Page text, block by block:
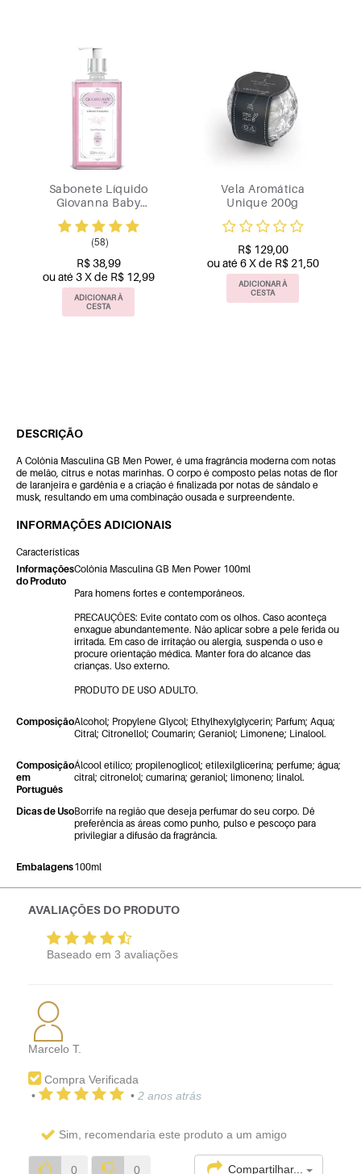
Aromática
Unique 200g
6 X de R$ 21,50
ADICIONAR À
Loção Hidratante
Desodorante Yve
Baby 235ml
R$ 46,90
ou até 2 X de R$ 23,45
DESCRIÇÃO
A Colônia Masculina GB Men Power, é uma fragrância moderna com notas
de melão, citrus e notas marinhas. O corpo é composto pelas notas de flor
de laranjeira e gardênia e a criação é finalizada por notas de sândalo e
musk, resultando em uma combinação ousada e surpreendente.
INFORMAÇÕES ADICIONAIS
Características
Informações
do Produto
Colônia Masculina GB Men Power 100ml
Para homens fortes e contemporâneos.
PRECAUÇÕES: Evite contato com os olhos. Caso aconteça
enxague abundantemente. Não aplicar sobre a pele ferida ou
irritada. Em caso de irritação ou alergia, suspenda o uso e
procure orientação médica. Manter fora do alcance das
crianças. Uso externo.
PRODUTO DE USO ADULTO.
ComposiçãoAlcohol; Propylene Glycol; Ethylhexylglycerin; Parfum; Aqua;
Citral; Citronellol; Coumarin; Geraniol; Limonene; Linalool.
Composição
em
Português
Álcool etílico; propilenoglicol; etilexilglicerina; perfume; água;
citral; citronelol; cumarina; geraniol; limoneno; linalol.
Dicas de UsoBorrife na região que deseja perfumar do seu corpo. Dê
preferência as áreas como punho, pulso e pescoço para
privilegiar a difusão da fragrância.
Embalagens100ml
AVALIAÇÕES DO PRODUTO
Baseado em 3 avaliações
Marcelo T.
Compra Verificada
•
• 2 anos atrás
Sim, recomendaria este produto a um amigo
0 0 Compartilhar...